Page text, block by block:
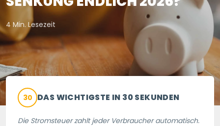
4 Min. Lesezeit
30 DAS WICHTIGSTE IN 30 SEKUNDEN
Die Stromsteuer zahlt jeder Verbraucher automatisch.